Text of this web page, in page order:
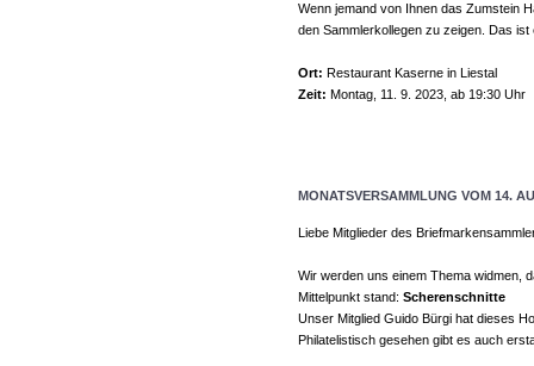
Wenn jemand von Ihnen das Zumstein
den Sammlerkollegen zu zeigen. Das
Ort: Restaurant Kaserne in Liestal
Zeit: Montag, 11. 9. 2023, ab 19:30 Uhr
MONATSVERSAMMLUNG VOM 14.
Liebe Mitglieder des
Wir werden uns einem Thema widmen,
Mittelpunkt stand: Scherenschnitte
Unser Mitglied Guido Bürgi hat dieses
Philatelistisch gesehen gibt es auch